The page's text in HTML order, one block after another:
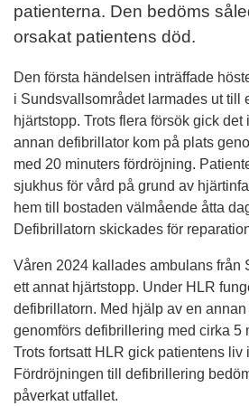
patienterna. Den bedöms
orsakat patientens död.
Den första händelsen inträffade
i Sundsvallsområdet larmades ut till
hjärtstopp. Trots flera försök gick
annan defibrillator kom på plats
med 20 minuters fördröjning.
sjukhus för vård på grund av
hem till bostaden välmående åtta
Defibrillatorn skickades för
Våren 2024 kallades ambulans från
ett annat hjärtstopp. Under HLR
defibrillatorn. Med hjälp av en
genomförs defibrillering med cirka 5
Trots fortsatt HLR gick patientens liv
Fördröjningen till defibrillering
påverkat utfallet.